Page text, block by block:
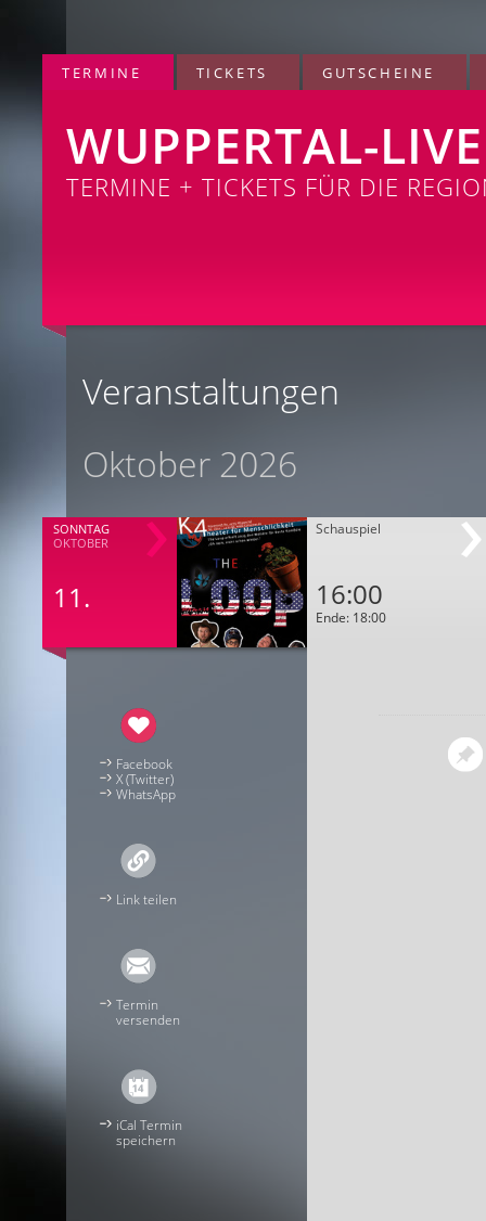
TERMINE TICKETS GUTSCHEINE
WUPPERTAL-LIVE
TERMINE + TICKETS FÜR DIE
Veranstaltungen
Oktober 2026
SONNTAG
OKTOBER
11.
Schauspiel
16:00
Ende: 18:00
Facebook
X (Twitter)
WhatsApp
Link teilen
Termin
versenden
iCal Termin
speichern